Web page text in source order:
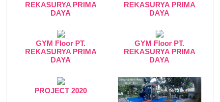
REKASURYA PRIMA
DAYA
REKASURYA PRIMA
DAYA
GYM Floor PT.
REKASURYA PRIMA
DAYA
GYM Floor PT.
REKASURYA PRIMA
DAYA
PROJECT 2020